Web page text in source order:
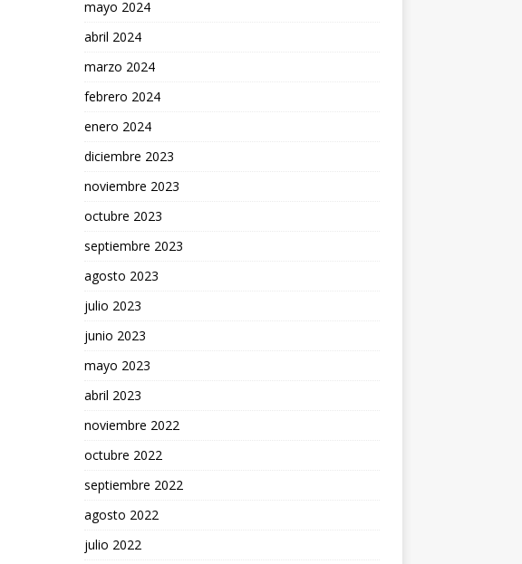
mayo 2024
abril 2024
marzo 2024
febrero 2024
enero 2024
diciembre 2023
noviembre 2023
octubre 2023
septiembre 2023
agosto 2023
julio 2023
junio 2023
mayo 2023
abril 2023
noviembre 2022
octubre 2022
septiembre 2022
agosto 2022
julio 2022